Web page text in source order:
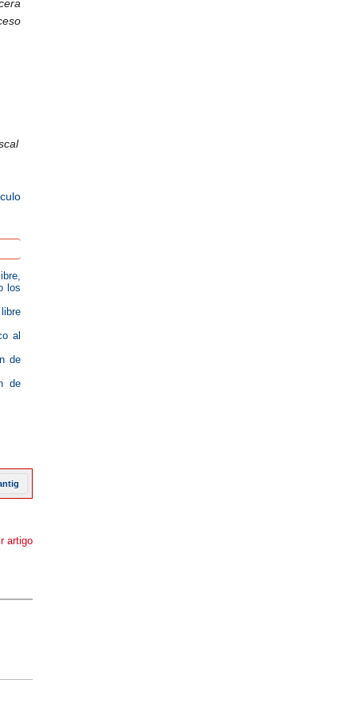
los
al
de
de
artigo